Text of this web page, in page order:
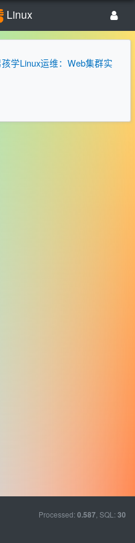
Linux
学Linux运维：Web集群实
Processed: 0.587 , SQL: 30